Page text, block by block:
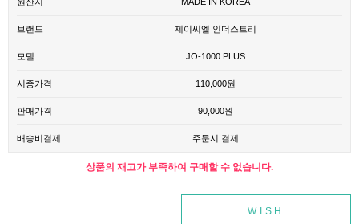
브랜드 제이씨엘 인더스트리
모델 JO-1000 PLUS
시중가격 110,000원
판매가격 90,000원
배송비결제 주문시 결제
상품의 재고가 부족하여 구매할 수 없습니다.
WISH